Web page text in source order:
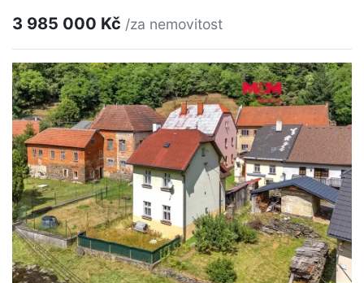
3 985 000 Kč /za nemovitost